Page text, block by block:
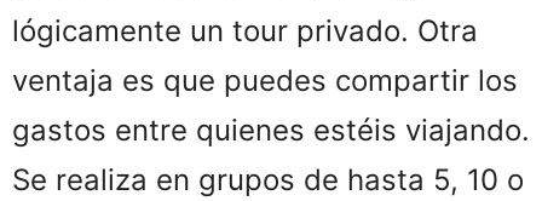
lógicamente un tour privado. Otra
ventaja es que puedes compartir los
gastos entre quienes estéis viajando.
Se realiza en grupos de hasta 5, 10 o